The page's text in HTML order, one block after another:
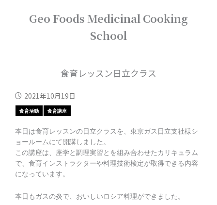
Geo Foods Medicinal Cooking
School
食育レッスン日立クラス
2021年10月19日
食育活動 食育講座
本日は食育レッスンの日立クラスを、東京ガス日立支社様シ
ョールームにて開講しました。
この講座は、座学と調理実習とを組み合わせたカリキュラム
で、食育インストラクターや料理技術検定が取得できる内容
になっています。
本日もガスの炎で、おいしいロシア料理ができました。